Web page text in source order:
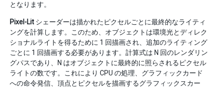
となります。
Pixel-Lit シェーダーは描かれたピクセルごとに最終的なライティ
ングを計算します。このため、オブジェクトは環境光とディレク
ショナルライトを得るために 1 回描画され、追加のライティング
ごとに 1 回描画する必要があります。計算式は N 回のレンダリン
グパスであり、N はオブジェクトに最終的に照らされるピクセル
ライトの数です。これにより CPU の処理、グラフィックカード
への命令発信、頂点とピクセルを描画するグラフィックスカー